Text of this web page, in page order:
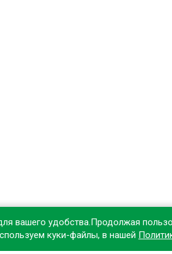
Установите наше
вашего удобства.Продолжая
куки-файлы, в нашей